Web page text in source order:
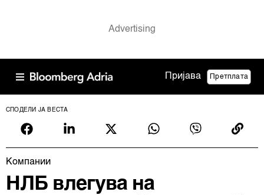
Пријава Претплата
СПОДЕЛИ ЈА ВЕСТА
Компании
НЛБ влегува на